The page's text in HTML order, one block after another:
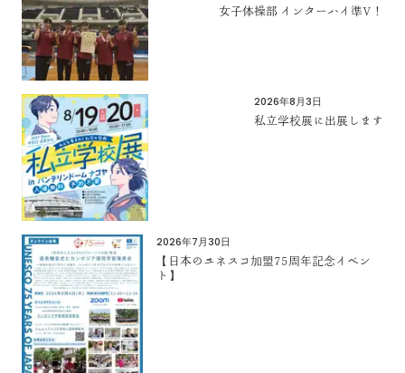
女子体操部 インターハイ準V！
2026年8月3日
私立学校展に出展します
2026年7月30日
【日本のユネスコ加盟75周年記念イベン
ト】